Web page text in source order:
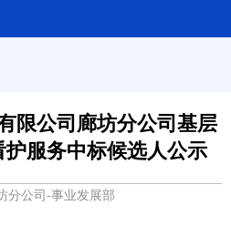
限公司廊坊分公司基层
服务中标候选人公示
分公司-事业发展部